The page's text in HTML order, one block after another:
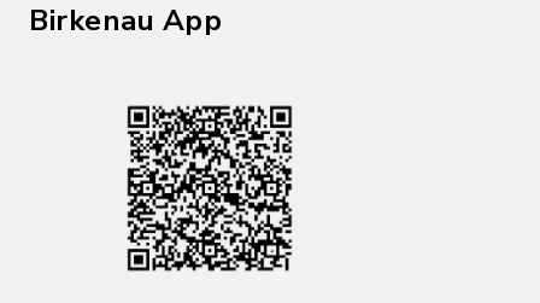
Birkenau App